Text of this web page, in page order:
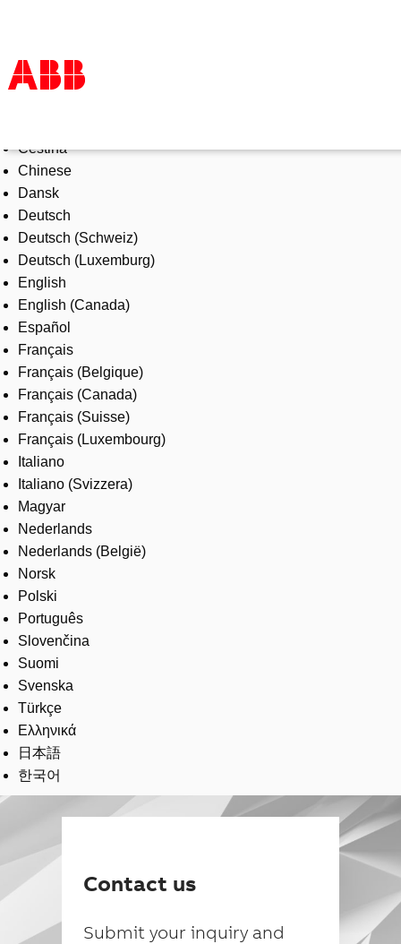
Products & Solutions
Industries
Services
About us
Where to buy
Contact us
Careers
Čeština
Chinese
Dansk
Deutsch
Deutsch (Schweiz)
Deutsch (Luxemburg)
English
English (Canada)
Español
Français
Français (Belgique)
Français (Canada)
Français (Suisse)
Français (Luxembourg)
Italiano
Italiano (Svizzera)
Magyar
Nederlands
Nederlands (België)
Norsk
Polski
Português
Slovenčina
Suomi
Svenska
Türkçe
Ελληνικά
日本語
한국어
Contact us
Submit your inquiry and